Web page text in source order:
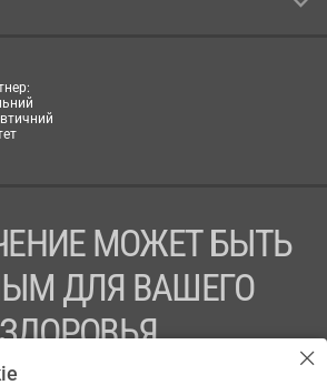
МОЖЕТ БЫТЬ
ДЛЯ ВАШЕГО